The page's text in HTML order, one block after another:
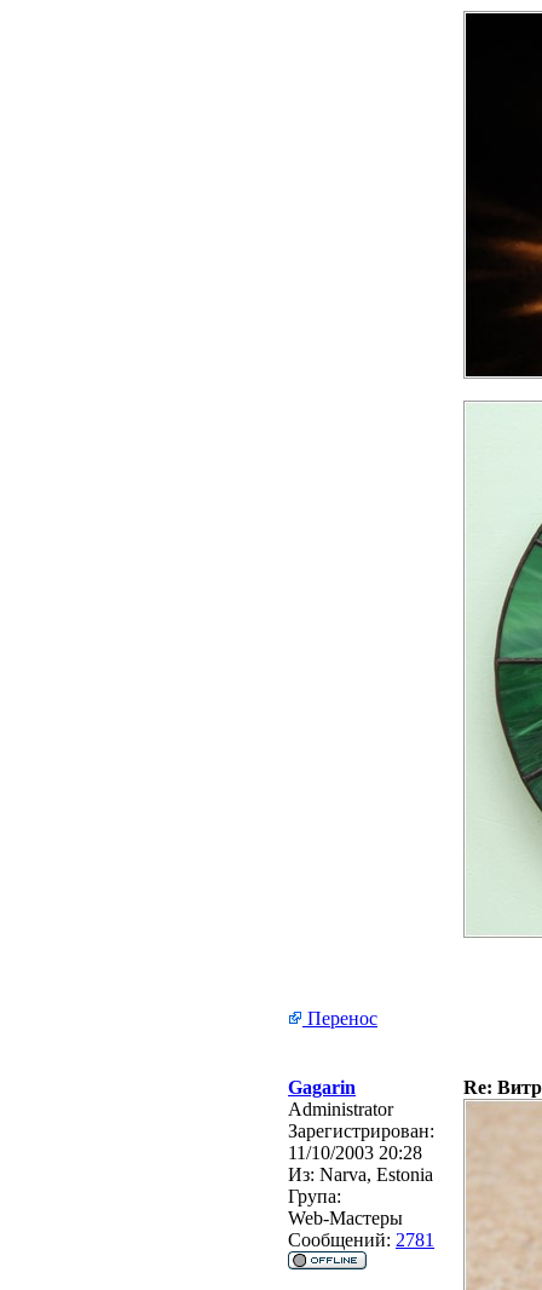
Перенос
Gagarin
Re:
Administrator
Зарегистрирован:
11/10/2003 20:28
Из: Narva, Estonia
Група:
Web-Мастеры
Сообщений: 2781